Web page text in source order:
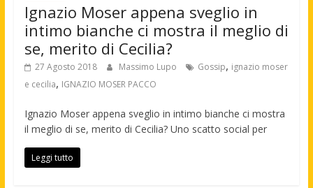
Ignazio Moser appena sveglio in
intimo bianche ci mostra il meglio di
se, merito di Cecilia?
27 Agosto 2018 Massimo Lupo Gossip, ignazio moser
e cecilia, IGNAZIO MOSER PACCO
Ignazio Moser appena sveglio in intimo bianche ci mostra
il meglio di se, merito di Cecilia? Uno scatto social per
Leggi tutto